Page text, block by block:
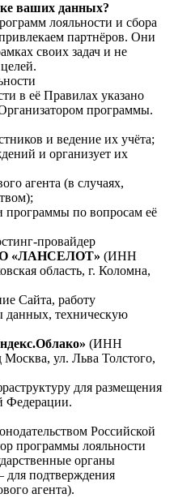
ваших данных?
лояльности и сбора
партнёров. Они
своих задач и не
в её Правилах указано
программы.
и ведение их учёта;
и организует их
агента (в случаях,
программы по вопросам её
провайдер
«ЛАНСЕЛОТ» (ИНН
область, г. Коломна,
Сайта, работу
данных, техническую
(ИНН
Москва, ул. Льва Толстого,
для размещения
Федерации.
Российской
программы лояльности
органы
подтверждения
агента).